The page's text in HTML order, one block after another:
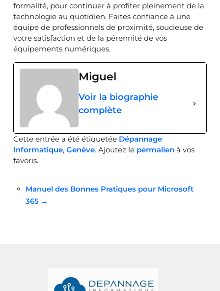
formalité, pour continuer à profiter pleinement de la
technologie au quotidien. Faites confiance à une
équipe de professionnels de proximité, soucieuse de
votre satisfaction et de la pérennité de vos
équipements numériques.
Miguel
Voir la biographie
complète
Cette entrée a été étiquetée Dépannage
Informatique, Genève. Ajoutez le permalien à vos
favoris.
Navigation
Manuel des Bonnes Pratiques pour Microsoft
365 →
Informations de pied de page